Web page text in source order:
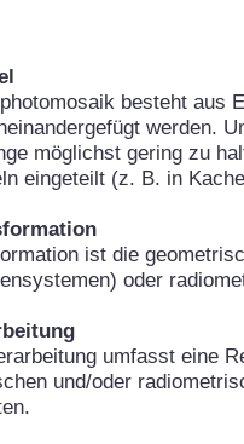
besteht aus
werden.
möglichst gering zu
eingeteilt (z. B. in
ist die
oder
umfasst eine
und/oder